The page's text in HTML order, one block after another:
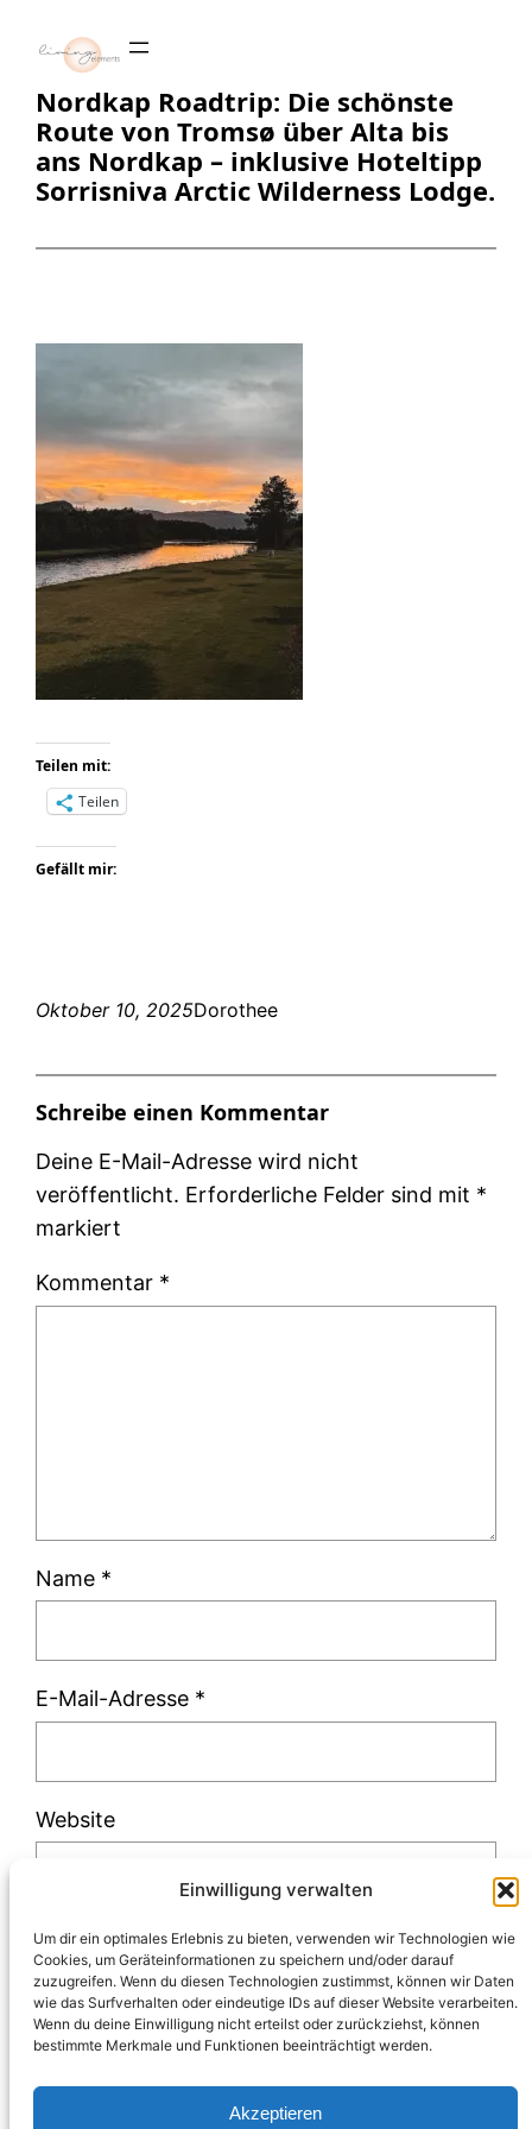
Einwilligung verwalten
Um dir ein optimales Erlebnis zu bieten, verwenden wir Technologien wie
Cookies, um Geräteinformationen zu speichern und/oder darauf
zuzugreifen. Wenn du diesen Technologien zustimmst, können wir Daten
wie das Surfverhalten oder eindeutige IDs auf dieser Website verarbeiten.
Wenn du deine Einwilligung nicht erteilst oder zurückziehst, können
bestimmte Merkmale und Funktionen beeinträchtigt werden.
Akzeptieren
Inhalt
springen
Nordkap Roadtrip: Die schönste
Route von Tromsø über Alta bis
ans Nordkap – inklusive Hoteltipp
Sorrisniva Arctic Wilderness Lodge.
Teilen mit:
Teilen
Gefällt mir:
Oktober 10, 2025Dorothee
Schreibe einen Kommentar
Deine E-Mail-Adresse wird nicht
veröffentlicht. Erforderliche Felder sind mit *
markiert
Kommentar *
Name *
E-Mail-Adresse *
Website
Diese Website verwendet Akismet, um Spam
zu reduzieren.Erfahre, wie deine
Kommentardaten verarbeitet werden.